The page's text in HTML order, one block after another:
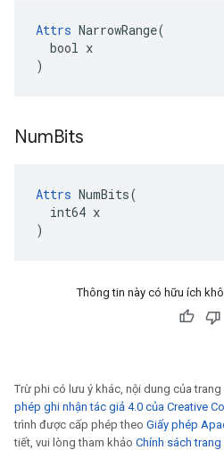
Attrs NarrowRange(
  bool x
)
NumBits
Attrs NumBits(
  int64 x
)
Thông tin này có hữu ích
Trừ phi có lưu ý khác, nội dung của
phép ghi nhận tác giả 4.0 của Creative
trình được cấp phép theo Giấy phép
tiết, vui lòng tham khảo Chính sách